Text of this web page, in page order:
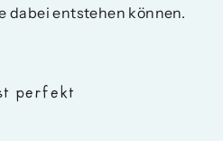
dabei entstehen können.
perfekt